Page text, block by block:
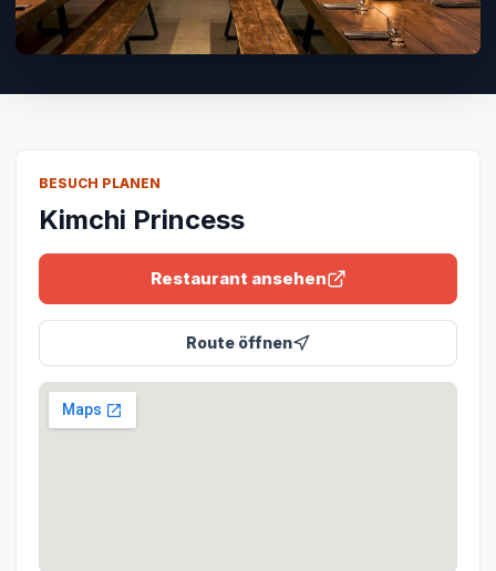
BESUCH PLANEN
Kimchi Princess
Restaurant ansehen
Route öffnen